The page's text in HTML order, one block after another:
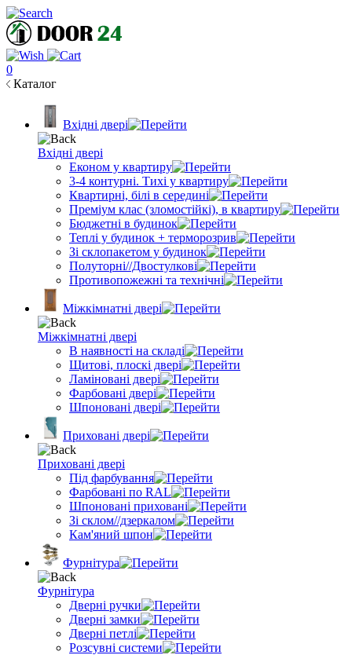
0
Каталог
Вхідні двері
Вхідні двері
Економ у квартиру
3-4 контурні. Тихі у квартиру
Квартирні, білі в середині
Преміум клас (зломостійкі), в квартиру
Бюджетні в будинок
Теплі у будинок + терморозрив
Зі склопакетом у будинок
Полуторні//Двостулкові
Противопожежні та технічні
Міжкімнатні двері
Міжкімнатні двері
В наявності на складі
Щитові, плоскі двері
Ламіновані двері
Фарбовані двері
Шпоновані двері
Приховані двері
Приховані двері
Під фарбування
Фарбовані по RAL
Шпоновані приховані
Зі склом//дзеркалом
Кам'яний шпон
Фурнітура
Фурнітура
Дверні ручки
Дверні замки
Дверні петлі
Розсувні системи